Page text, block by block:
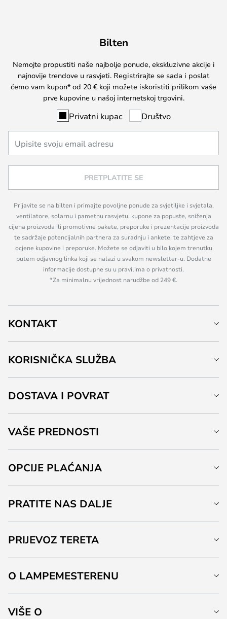
Bilten
Nemojte propustiti naše najbolje ponude, ekskluzivne akcije i
najnovije trendove u rasvjeti. Registrirajte se sada i poslat
ćemo vam kupon* od 20 € koji možete iskoristiti prilikom vaše
prve kupovine u našoj internetskoj trgovini.
Privatni kupac Društvo
PRETPLATITE SE
Prijavite se na bilten i primajte povoljne ponude za svjetiljke i svjetala,
ventilatore, solarnu i pametnu rasvjetu, kupone za popuste, sniženja
cijena proizvoda ili promotivne pakete, preporuke i prezentacije proizvoda
te sadržaje potencijalnih partnera za suradnju i ankete, te zahtjeve za
ocjene kupovine i preporuke. Možete se odjaviti u bilo kojem trenutku
putem odjavnog linka koji se nalazi u svakom newsletter-u. Dodatne
informacije dostupne su u pravilima o privatnosti.
*Za minimalnu vrijednost narudžbe od 249 €.
KONTAKT
KORISNIČKA SLUŽBA
DOSTAVA I POVRAT
VAŠE PREDNOSTI
OPCIJE PLAĆANJA
PRATITE NAS DALJE
PRIJEVOZ TERETA
O LAMPEMESTERENU
VIŠE O